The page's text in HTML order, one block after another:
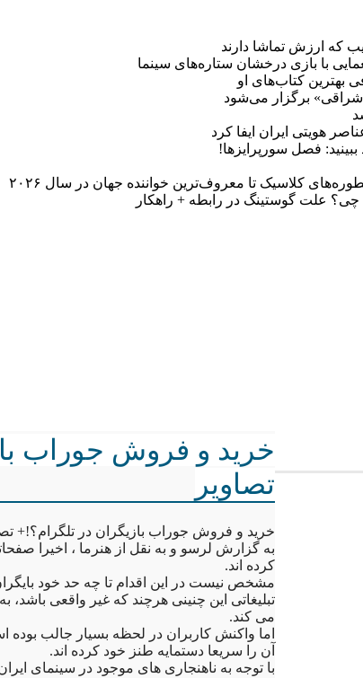
با بازی درخشان ستاره‌های سینما
بهترین کتاب‌های او
برگزار می‌شود
هویتی ایران ایفا کرد
کلاسیک تا معروف‌ترین خواننده جهان در سال ۲۰۲۶
خرید و فروش جوراب
تصاویر
خرید و فروش جوراب بازیگران در تلگرام؟!+
به گزارش لرسو و به نقل از هنرما ، اخیرا
کرده اند.
مشخص نیست در این اقدام تا چه حد خود
تبلیغاتی این چنینی هرچند که غیر واقعی
می کند.
اما واکنش کاربران در لحظه بسیار جالب
آن را سریعا دستمایه طنز خود کرده اند.
با توجه به ناهنجاری های موجود در سینمای